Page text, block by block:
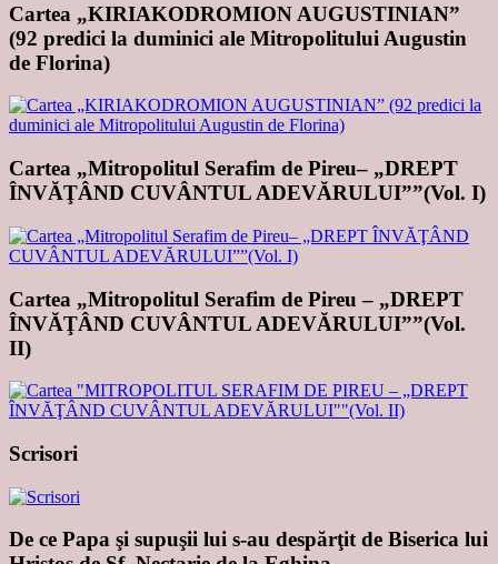
Cartea „KIRIAKODROMION AUGUSTINIAN”
(92 predici la duminici ale Mitropolitului Augustin
de Florina)
Cartea „Mitropolitul Serafim de Pireu– „DREPT
ÎNVĂŢÂND CUVÂNTUL ADEVĂRULUI””(Vol. I)
Cartea „Mitropolitul Serafim de Pireu – „DREPT
ÎNVĂŢÂND CUVÂNTUL ADEVĂRULUI””(Vol.
II)
Scrisori
De ce Papa şi supuşii lui s-au despărţit de Biserica lui